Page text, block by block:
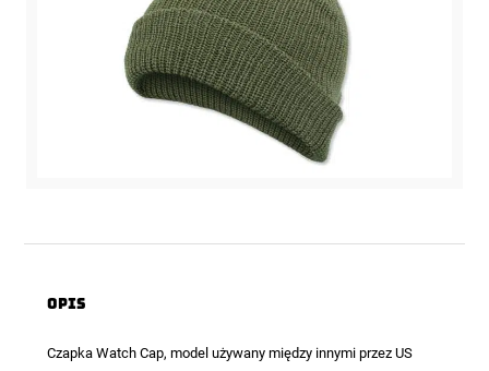
Opis
Czapka Watch Cap, model używany między innymi przez US